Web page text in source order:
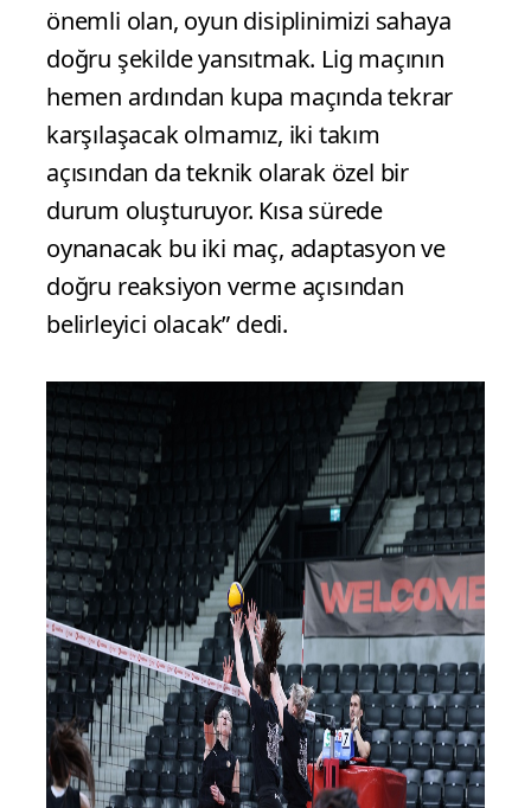
önemli olan, oyun disiplinimizi sahaya
doğru şekilde yansıtmak. Lig maçının
hemen ardından kupa maçında tekrar
karşılaşacak olmamız, iki takım
açısından da teknik olarak özel bir
durum oluşturuyor. Kısa sürede
oynanacak bu iki maç, adaptasyon ve
doğru reaksiyon verme açısından
belirleyici olacak” dedi.